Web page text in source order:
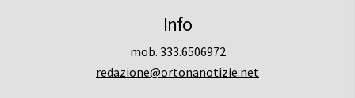
Info
mob. 333.6506972
redazione@ortonanotizie.net